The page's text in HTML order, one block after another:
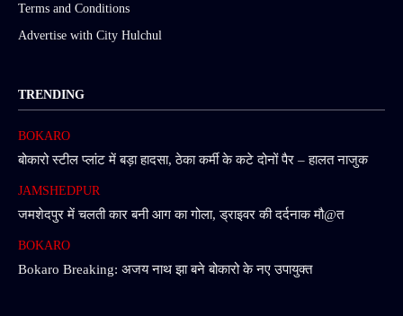
Terms and Conditions
Advertise with City Hulchul
TRENDING
BOKARO
बोकारो स्टील प्लांट में बड़ा हादसा, ठेका कर्मी के कटे दोनों पैर – हालत नाजुक
JAMSHEDPUR
जमशेदपुर में चलती कार बनी आग का गोला, ड्राइवर की दर्दनाक मौ@त
BOKARO
Bokaro Breaking: अजय नाथ झा बने बोकारो के नए उपायुक्त